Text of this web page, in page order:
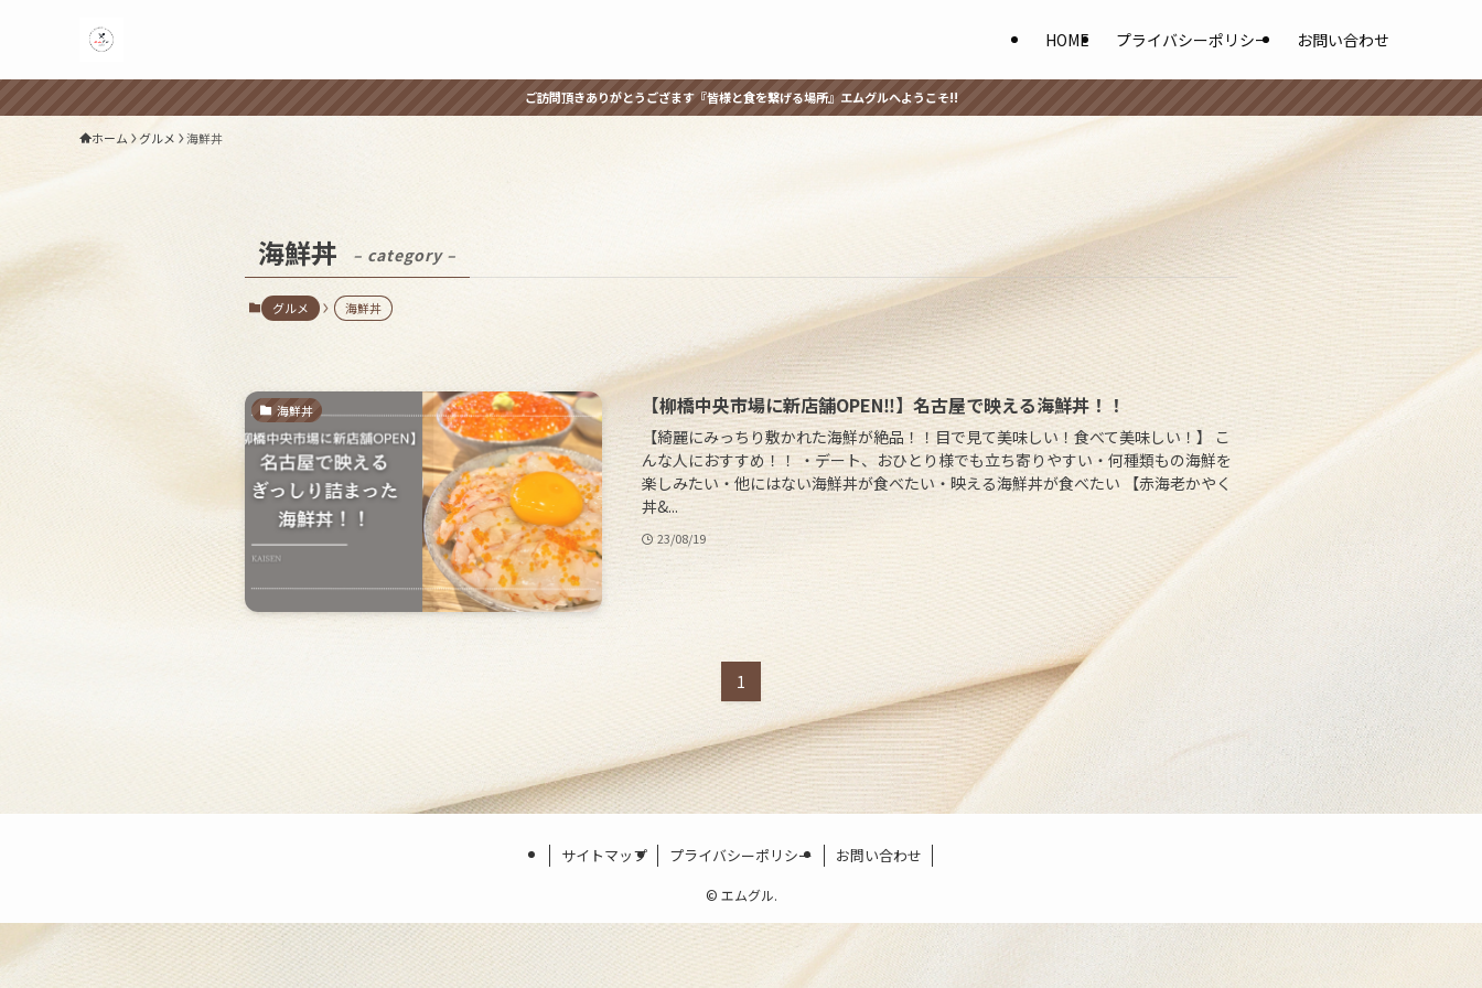
HOME プライバシーポリシー お問い合わせ
ご訪問頂きありがとうござます『皆様と食を繋げる場所』エムグルへようこそ!!
ホーム グルメ 海鮮丼
海鮮丼 – category –
グルメ 海鮮丼
海鮮丼 【柳橋中央市場に新店舗OPEN‼︎】名古屋で映える海鮮丼！！
【綺麗にみっちり敷かれた海鮮が絶品！！目で見て美味しい！食べて美味しい！】 こ
んな人におすすめ！！ ・デート、おひとり様でも立ち寄りやすい・何種類もの海鮮を
楽しみたい・他にはない海鮮丼が食べたい・映える海鮮丼が食べたい 【赤海老かやく
丼&...
23/08/19
1
サイトマップ プライバシーポリシー お問い合わせ
© エムグル.